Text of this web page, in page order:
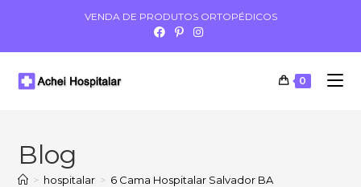
VENDA DE PRODUTOS ORTOPÉDICOS
0
Blog
> hospitalar > 6 Cama Hospitalar Salvador BA